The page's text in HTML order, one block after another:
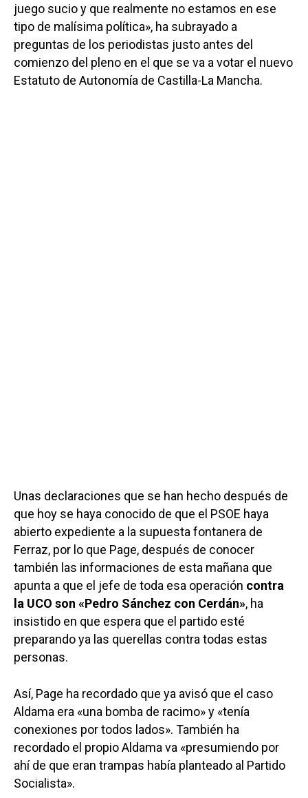
juego sucio y que realmente no estamos en ese
tipo de malísima política», ha subrayado a
preguntas de los periodistas justo antes del
comienzo del pleno en el que se va a votar el nuevo
Estatuto de Autonomía de Castilla-La Mancha.
Unas declaraciones que se han hecho después de
que hoy se haya conocido de que el PSOE haya
abierto expediente a la supuesta fontanera de
Ferraz, por lo que Page, después de conocer
también las informaciones de esta mañana que
apunta a que el jefe de toda esa operación contra
la UCO son «Pedro Sánchez con Cerdán», ha
insistido en que espera que el partido esté
preparando ya las querellas contra todas estas
personas.
Así, Page ha recordado que ya avisó que el caso
Aldama era «una bomba de racimo» y «tenía
conexiones por todos lados». También ha
recordado el propio Aldama va «presumiendo por
ahí de que eran trampas había planteado al Partido
Socialista».